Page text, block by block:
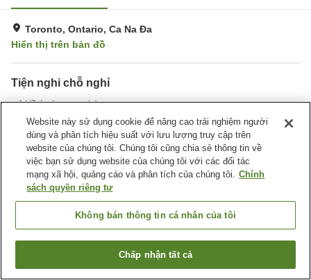
Toronto, Ontario, Ca Na Đa
Hiển thị trên bản đồ
Tiện nghi chỗ nghỉ
Hồ bơi trong nhà
Trang chủ Ca Na Đa Ontario
Toronto
Chelsea Hotel, Toronto
Tìm phòng trống
Website này sử dụng cookie để nâng cao trải nghiệm người
dùng và phân tích hiệu suất với lưu lượng truy cập trên
website của chúng tôi. Chúng tôi cũng chia sẻ thông tin về
việc bạn sử dụng website của chúng tôi với các đối tác
mạng xã hội, quảng cáo và phân tích của chúng tôi. Chính
sách quyền riêng tư
Không bán thông tin cá nhân của tôi
Chấp nhận tất cả